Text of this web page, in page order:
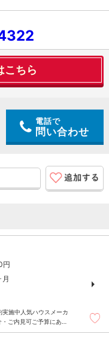
こちら
電話で
問い合わせ
円
月
施中人気ハウスメーカ
ご内見可ご予算にあっ